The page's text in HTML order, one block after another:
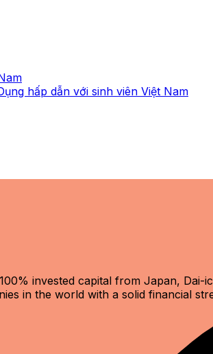
hấp dẫn với sinh viên Việt Nam
invested capital from Japan,
in the world with a solid financial